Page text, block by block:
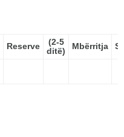
Reserve
(2-5
ditë)
Mbërritja